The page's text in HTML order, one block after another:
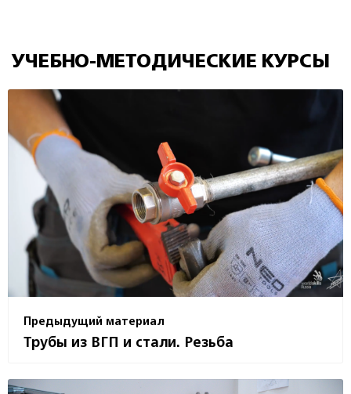
УЧЕБНО-МЕТОДИЧЕСКИЕ КУРСЫ
Предыдущий материал
Трубы из ВГП и стали. Резьба